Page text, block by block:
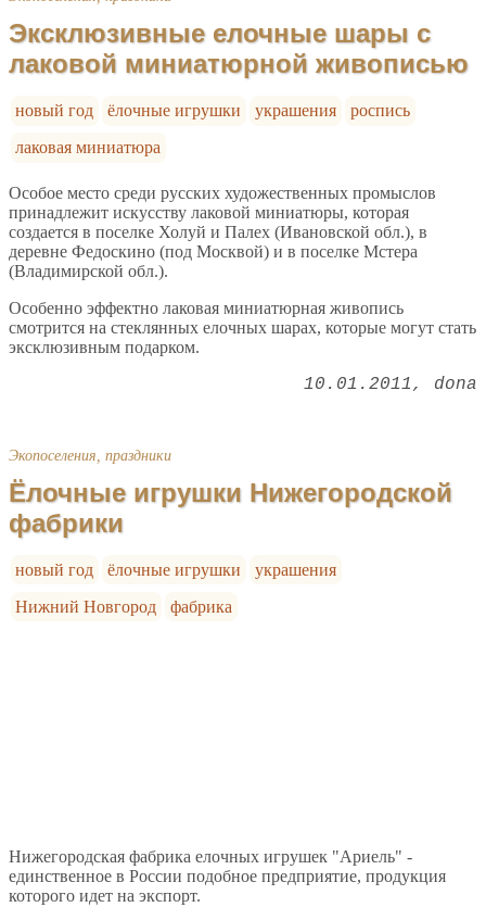
Эксклюзивные елочные шары с
лаковой миниатюрной живописью
новый год ёлочные игрушки украшения
роспись
лаковая миниатюра
Особое место среди русских художественных промыслов
принадлежит искусству лаковой миниатюры, которая
создается в поселке Холуй и Палех (Ивановской обл.), в
деревне Федоскино (под Москвой) и в поселке Мстера
(Владимирской обл.).
Особенно эффектно лаковая миниатюрная живопись
смотрится на стеклянных елочных шарах, которые могут стать
эксклюзивным подарком.
10.01.2011 dona
Экопоселения, праздники
Ёлочные игрушки Нижегородской
фабрики
новый год ёлочные игрушки
украшения
Нижний Новгород
фабрика
Нижегородская фабрика елочных игрушек "Ариель" -
единственное в России подобное предприятие, продукция
которого идет на экспорт.